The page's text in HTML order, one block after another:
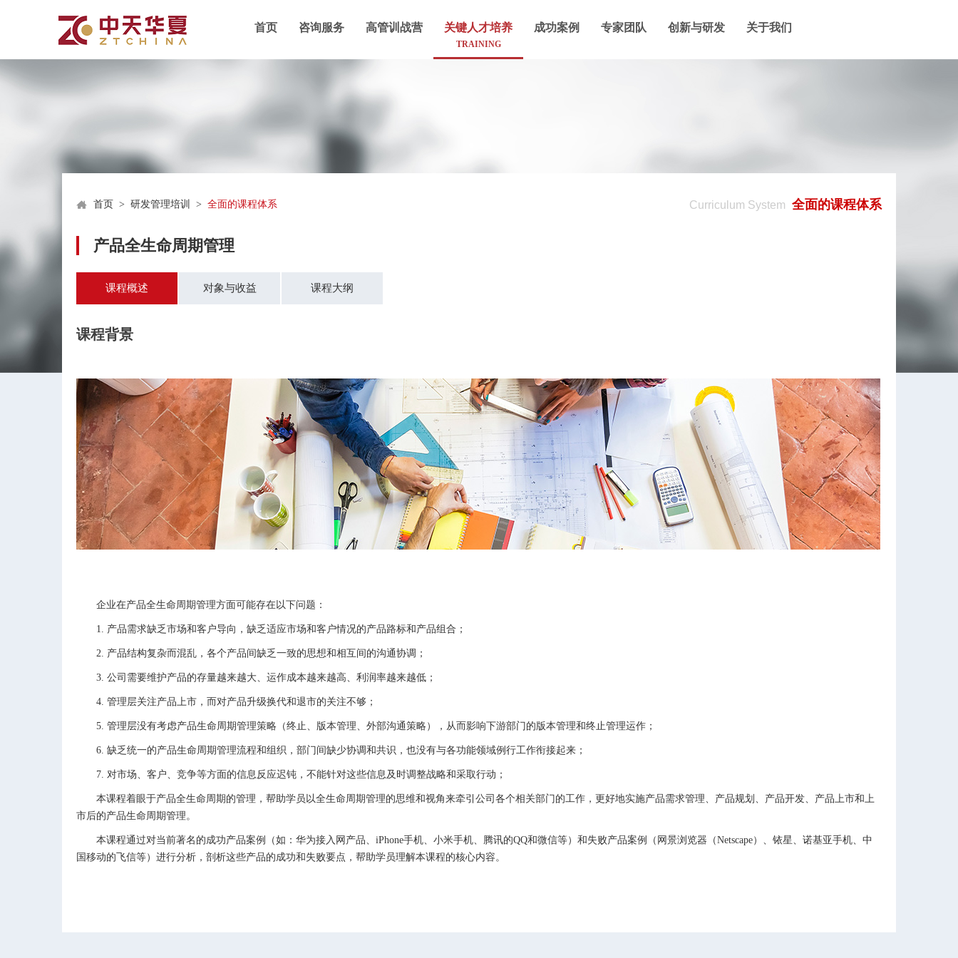
首页 咨询服务 高管训战营 关键人才培养
TRAINING
成功案例 专家团队 创新与研发 关于我们
首页 > 研发管理培训 > 全面的课程体系 Curriculum System 全面的课程体系
产品全生命周期管理
课程概述 对象与收益 课程大纲
课程背景
企业在产品全生命周期管理方面可能存在以下问题：
1. 产品需求缺乏市场和客户导向，缺乏适应市场和客户情况的产品路标和产品组合；
2. 产品结构复杂而混乱，各个产品间缺乏一致的思想和相互间的沟通协调；
3. 公司需要维护产品的存量越来越大、运作成本越来越高、利润率越来越低；
4. 管理层关注产品上市，而对产品升级换代和退市的关注不够；
5. 管理层没有考虑产品生命周期管理策略（终止、版本管理、外部沟通策略），从而影响下游部门的版本管理和终止管理运作；
6. 缺乏统一的产品生命周期管理流程和组织，部门间缺少协调和共识，也没有与各功能领域例行工作衔接起来；
7. 对市场、客户、竞争等方面的信息反应迟钝，不能针对这些信息及时调整战略和采取行动；
本课程着眼于产品全生命周期的管理，帮助学员以全生命周期管理的思维和视角来牵引公司各个相关部门的工作，更好地实施产品需求管理、产品规划、产品开发、产品上市和上
市后的产品生命周期管理。
本课程通过对当前著名的成功产品案例（如：华为接入网产品、iPhone手机、小米手机、腾讯的QQ和微信等）和失败产品案例（网景浏览器（Netscape）、铱星、诺基亚手机、中
国移动的飞信等）进行分析，剖析这些产品的成功和失败要点，帮助学员理解本课程的核心内容。